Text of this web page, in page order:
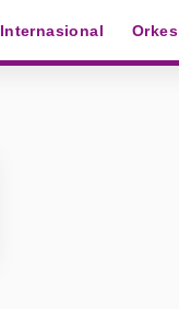
Internasional Orkes